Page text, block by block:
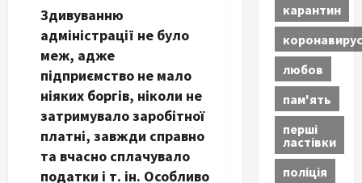
Здивуванню
адміністрації не було
меж, адже
підприємство не мало
ніяких боргів, ніколи не
затримувало заробітної
платні, завжди справно
та вчасно сплачувало
податки і т. ін. Особливо
карантин
коронавирус
любов
пам'ять
перші
ластівки
поліція